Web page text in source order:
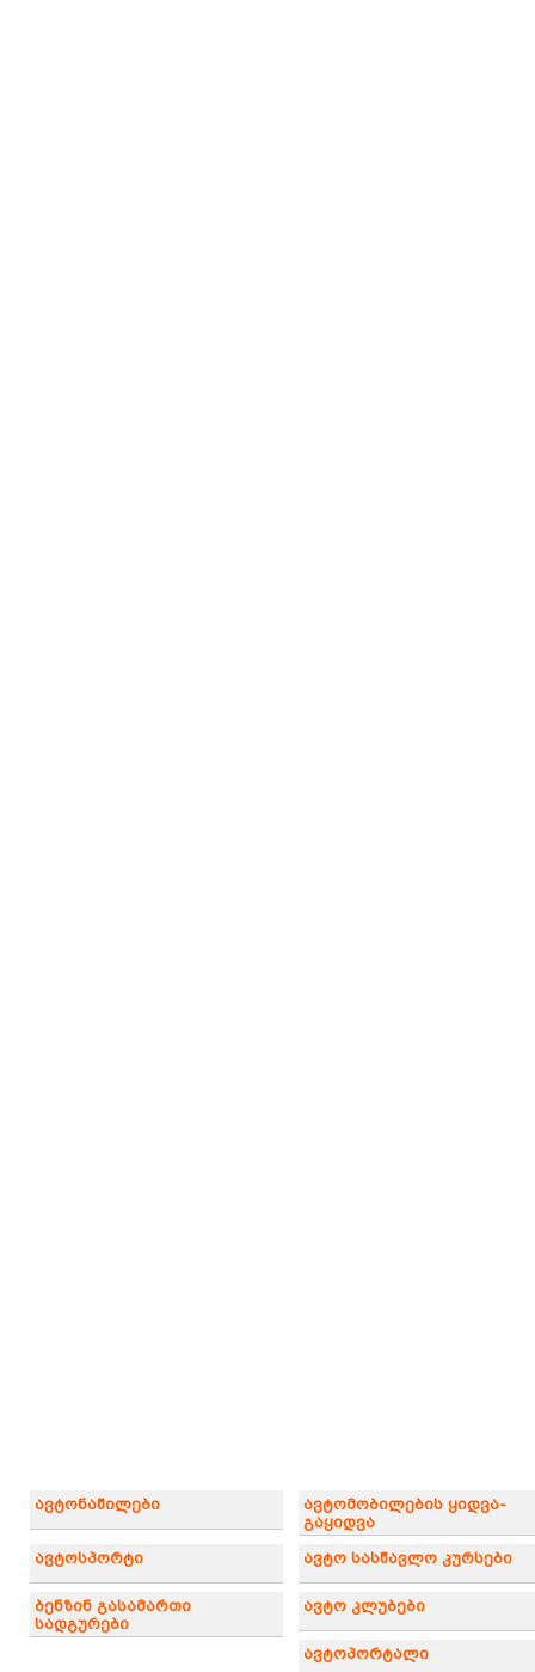
ავტონაწილები
ავტომობილების ყიდვა-
გაყიდვა
ავტოსპორტი
ავტო სასწავლო კურსები
ბენზინ გასამართი
სადგურები
ავტო კლუბები
ავტოპორტალი